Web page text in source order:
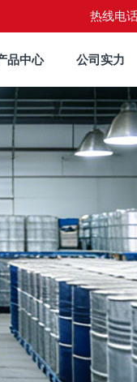
热线电
品中心 公司实力